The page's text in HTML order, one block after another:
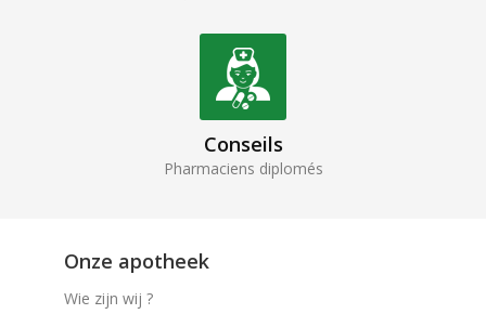
Conseils
Pharmaciens diplomés
Onze apotheek
Wie zijn wij ?